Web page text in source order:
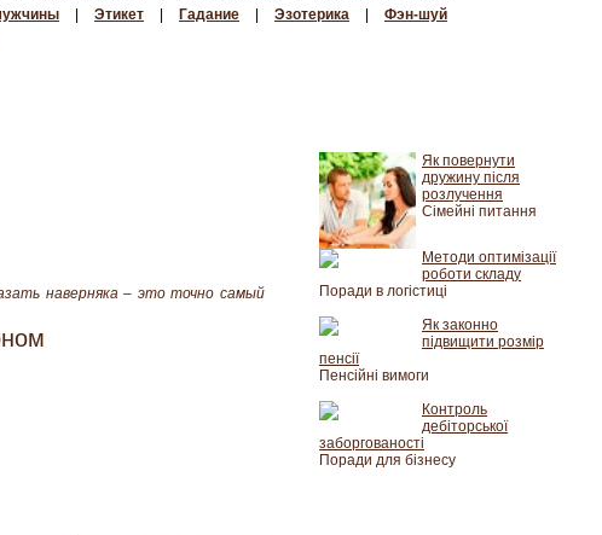
Этикет Гадание Эзотерика
Фэн-шуй
наверняка – это точно самый
Як повернути
дружину після
розлучення
Сімейні питання
Методи оптимізації
роботи складу
Поради в логістиці
Як законно
підвищити розмір
пенсії
Пенсійні вимоги
Контроль
дебіторської
заборгованості
Поради для бізнесу